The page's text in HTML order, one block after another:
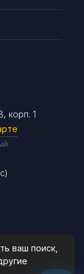
корп. 1
ваш поиск,